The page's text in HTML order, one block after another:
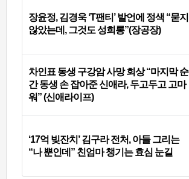
장윤정, 김경욱 ‘T팬티’ 발언에 정색 “묻지
않았는데, 그것도 성희롱”(장공장)
차인표 동생 구강암 사망 회상 “마지막 순
간 동생 손 잡아준 신애라, 두고두고 고마
워” (신애라이프)
‘17억 빚잔치’ 김구라 전처, 아들 그리는
“나 뿐인데” 친엄마 챙기는 효심 눈길